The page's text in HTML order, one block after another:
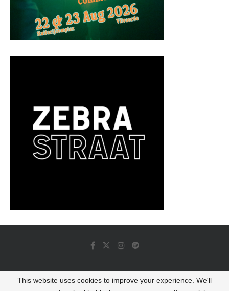
© 2022 - Luminous Dash All Rights Reserved
This website uses cookies to improve your experience. We'll